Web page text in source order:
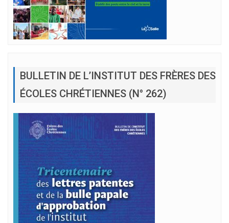
BULLETIN DE L’INSTITUT DES FRÈRES DES
ÉCOLES CHRÉTIENNES (N° 262)